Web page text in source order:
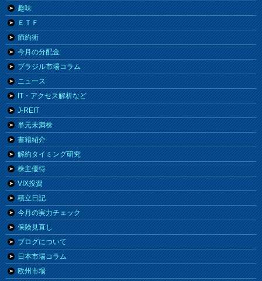
趣味
ＥＴＦ
節約術
今月の分配金
ブラジル市場コラム
ニュース
IT・アクセス解析など
J-REIT
単元未満株
書籍紹介
解約タイミング研究
株主優待
VIX投資
積立日記
今月の実力チェック
保険見直し
ブログについて
日本市場コラム
欧州市場